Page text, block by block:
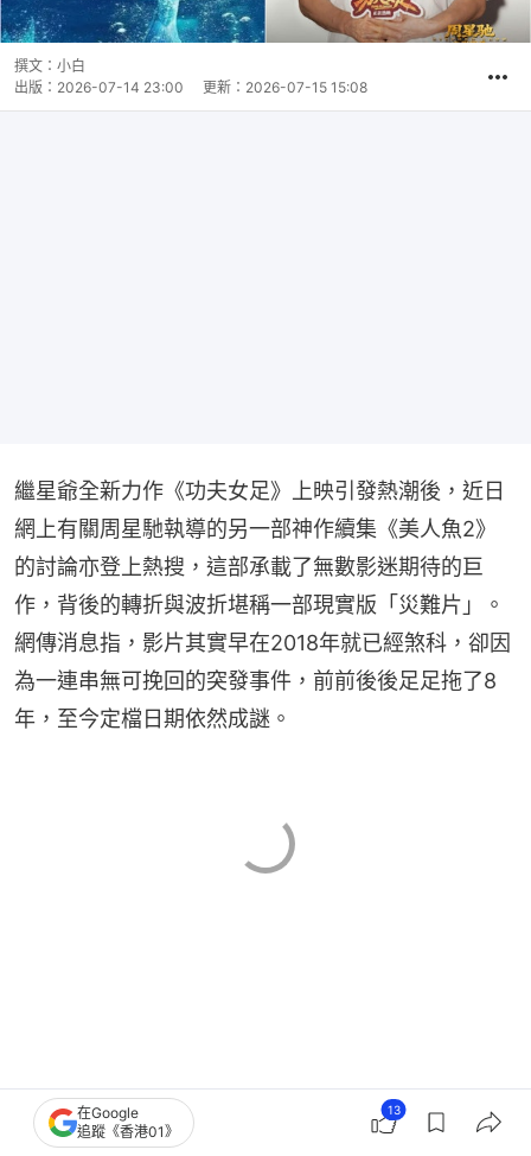
撰文： 小白
出版： 2026-07-14 23:00 更新： 2026-07-15 15:08
繼星爺全新力作《功夫女足》上映引發熱潮後，近日
網上有關周星馳執導的另一部神作續集《美人魚2》
的討論亦登上熱搜，這部承載了無數影迷期待的巨
作，背後的轉折與波折堪稱一部現實版「災難片」。
網傳消息指，影片其實早在2018年就已經煞科，卻因
為一連串無可挽回的突發事件，前前後後足足拖了8
年，至今定檔日期依然成謎。
在Google
追蹤《香港01》
13